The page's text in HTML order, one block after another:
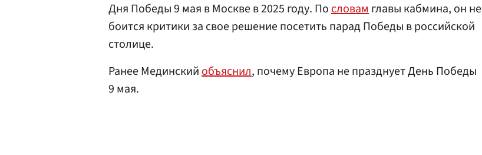
Дня Победы 9 мая в Москве в 2025 году. Пословамглавы кабмина, он не
боится критики за свое решение посетить парад Победы в российской
столице.
Ранее Мединскийобъяснил, почему Европа не празднует День Победы
9 мая.